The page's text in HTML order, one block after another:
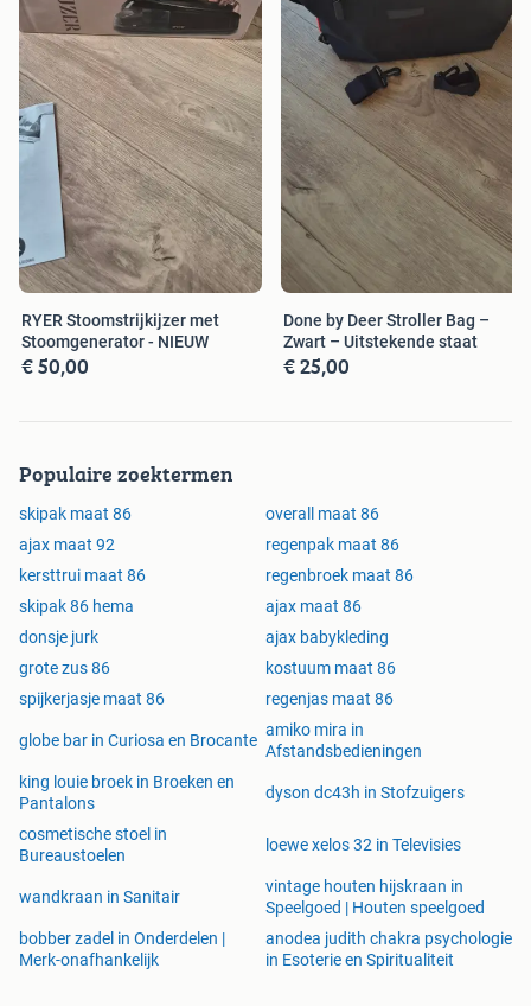
RYER Stoomstrijkijzer met
Stoomgenerator - NIEUW
€ 50,00
Done by Deer Stroller Bag –
Zwart – Uitstekende staat
€ 25,00
Populaire zoektermen
skipak maat 86
overall maat 86
ajax maat 92
regenpak maat 86
kersttrui maat 86
regenbroek maat 86
skipak 86 hema
ajax maat 86
donsje jurk
ajax babykleding
grote zus 86
kostuum maat 86
spijkerjasje maat 86
regenjas maat 86
globe bar in Curiosa en Brocante
amiko mira in
Afstandsbedieningen
king louie broek in Broeken en
Pantalons
dyson dc43h in Stofzuigers
cosmetische stoel in
Bureaustoelen
loewe xelos 32 in Televisies
wandkraan in Sanitair
vintage houten hijskraan in
Speelgoed | Houten speelgoed
bobber zadel in Onderdelen |
Merk-onafhankelijk
anodea judith chakra psychologie
in Esoterie en Spiritualiteit